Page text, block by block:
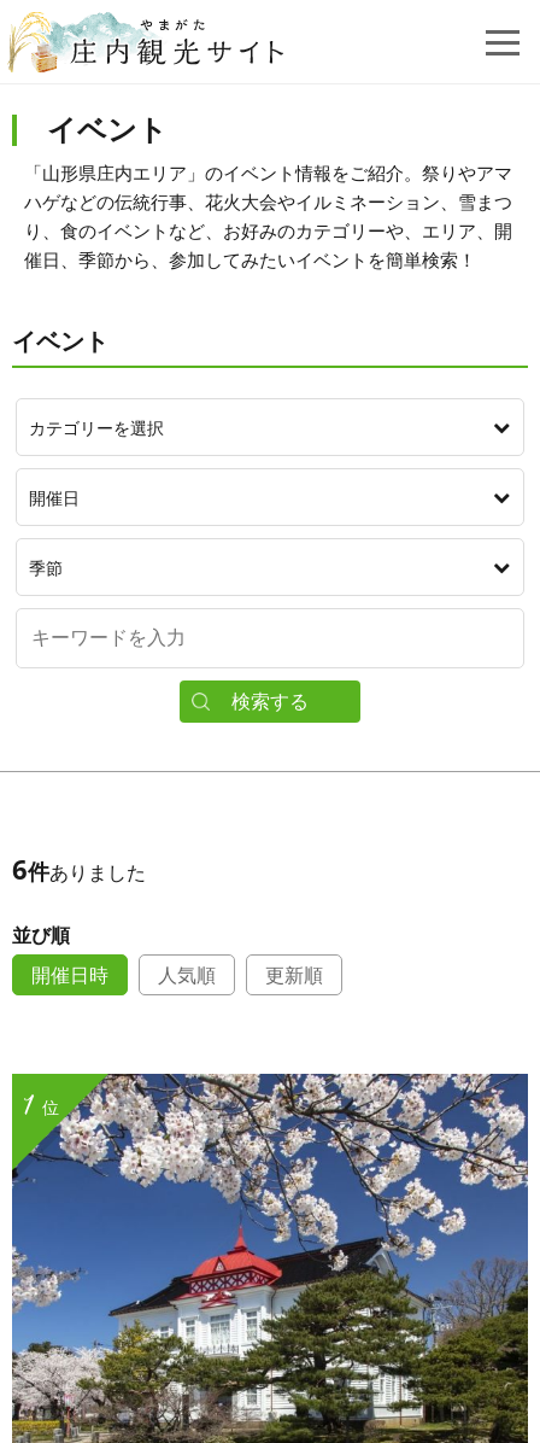
イベント
「山形県庄内エリア」のイベント情報をご紹介。祭りやアマ
ハゲなどの伝統行事、花火大会やイルミネーション、雪まつ
り、食のイベントなど、お好みのカテゴリーや、エリア、開
催日、季節から、参加してみたいイベントを簡単検索！
イベント
カテゴリーを選択
開催日
季節
検索する
6件ありました
並び順
開催日時
人気順 更新順
位
1